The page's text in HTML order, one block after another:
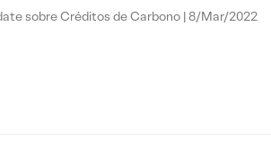
sobre Créditos de Carbono | 8/Mar/2022